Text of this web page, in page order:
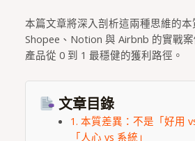
本篇文章將深入剖析這兩種思維的
Shopee、Notion 與 Airbnb 的實戰
產品從 0 到 1 最穩健的獲利路徑。
文章目錄
1. 本質差異：不是「好用
「人心 vs 系統」